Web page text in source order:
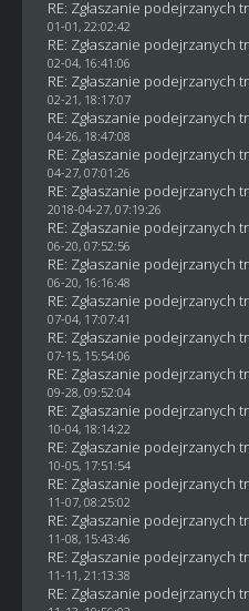
RE: Zgłaszanie podejrzanych
01-01, 22:02:42
RE: Zgłaszanie podejrzanych
02-04, 16:41:06
RE: Zgłaszanie podejrzanych
02-21, 18:17:07
RE: Zgłaszanie podejrzanych
04-26, 18:47:08
RE: Zgłaszanie podejrzanych
04-27, 07:01:26
RE: Zgłaszanie podejrzanych
2018-04-27, 07:19:26
RE: Zgłaszanie podejrzanych
06-20, 07:52:56
RE: Zgłaszanie podejrzanych
06-20, 16:16:48
RE: Zgłaszanie podejrzanych
07-04, 17:07:41
RE: Zgłaszanie podejrzanych
07-15, 15:54:06
RE: Zgłaszanie podejrzanych
09-28, 09:52:04
RE: Zgłaszanie podejrzanych
10-04, 18:14:22
RE: Zgłaszanie podejrzanych
10-05, 17:51:54
RE: Zgłaszanie podejrzanych
11-07, 08:25:02
RE: Zgłaszanie podejrzanych
11-08, 15:43:46
RE: Zgłaszanie podejrzanych
11-11, 21:13:38
RE: Zgłaszanie podejrzanych